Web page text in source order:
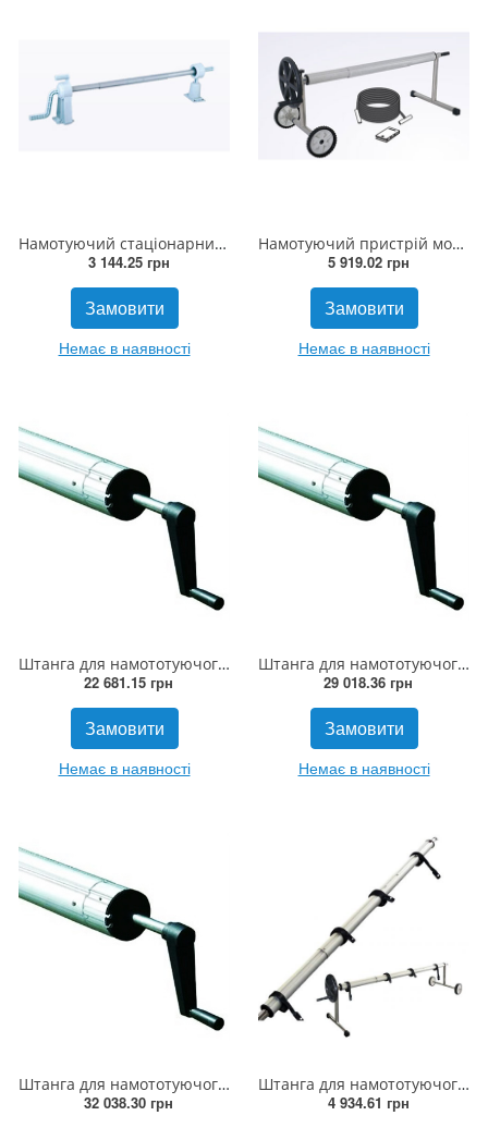
Намотуючий стаціонарний пристрій (без штанги) Cixi
3 144.25 грн
Замовити
Немає в наявності
Намотуючий пристрій мобільний (без штанги) Cixi (до 60кг)
5 919.02 грн
Замовити
Немає в наявності
Штанга для намототуючого пристрою 2.5 - 4.5м Flexinox (Іспанія)
22 681.15 грн
Замовити
Немає в наявності
Штанга для намототуючого пристрою 4.3 - 5.7м Flexinox (Іспанія)
29 018.36 грн
Замовити
Немає в наявності
Штанга для намототуючого пристрою 5.3 - 6.9м Flexinox (Іспанія)
32 038.30 грн
Штанга для намототуючого пристрою мобільна 3х2.1м (8342) Cixi (до 60кг)
4 934.61 грн